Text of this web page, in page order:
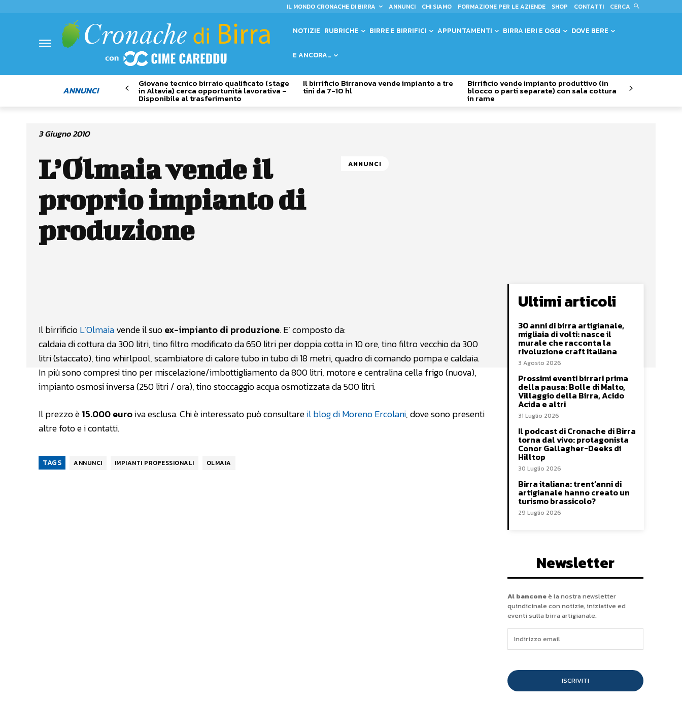
IL MONDO CRONACHE DI BIRRA ANNUNCI CHI SIAMO FORMAZIONE PER LE AZIENDE SHOP CONTATTI CERCA
NOTIZIE RUBRICHE BIRRE E BIRRIFICI APPUNTAMENTI BIRRA IERI E OGGI DOVE BERE
E ANCORA…
ANNUNCI
Giovane tecnico birraio qualificato (stage
in Altavia) cerca opportunità lavorativa –
Disponibile al trasferimento
Il birrificio Birranova vende impianto a tre
tini da 7-10 hl
Birrificio vende impianto produttivo (in
blocco o parti separate) con sala cottura
in rame
3 Giugno 2010
L’Olmaia vende il
proprio impianto di
produzione
ANNUNCI
Il birrificioL’Olmaiavende il suoex-impianto di produzione. E’ composto da:
caldaia di cottura da 300 litri, tino filtro modificato da 650 litri per doppia cotta in 10 ore, tino filtro vecchio da 300
litri (staccato), tino whirlpool, scambiatore di calore tubo in tubo di 18 metri, quadro di comando pompa e caldaia.
In più sono compresi tino per miscelazione/imbottigliamento da 800 litri, motore e centralina cella frigo (nuova),
impianto osmosi inversa (250 litri / ora), tino stoccaggio acqua osmotizzata da 500 litri.
Il prezzo è15.000 euroiva esclusa. Chi è interessato può consultareil blog di Moreno Ercolani, dove sono presenti
altre foto e i contatti.
TAGS ANNUNCI IMPIANTI PROFESSIONALI OLMAIA
Ultimi articoli
30 anni di birra artigianale,
migliaia di volti: nasce il
murale che racconta la
rivoluzione craft italiana
3 Agosto 2026
Prossimi eventi birrari prima
della pausa: Bolle di Malto,
Villaggio della Birra, Acido
Acida e altri
31 Luglio 2026
Il podcast di Cronache di Birra
torna dal vivo: protagonista
Conor Gallagher-Deeks di
Hilltop
30 Luglio 2026
Birra italiana: trent’anni di
artigianale hanno creato un
turismo brassicolo?
29 Luglio 2026
Newsletter
Al banconeè la nostra newsletter
quindicinale con notizie, iniziative ed
eventi sulla birra artigianale.
ISCRIVITI